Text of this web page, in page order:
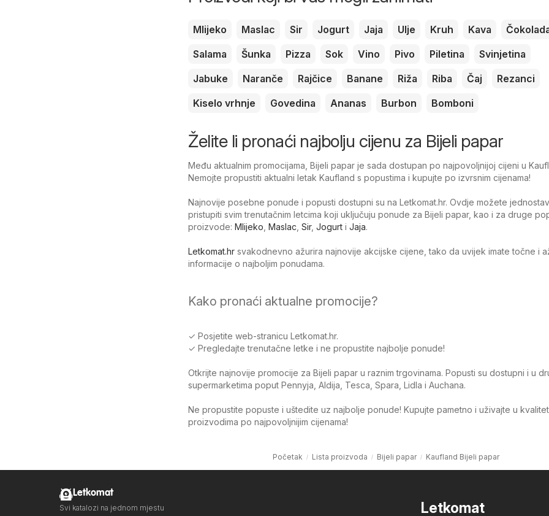
Mlijeko Maslac Sir Jogurt Jaja Ulje Kruh Kava
Salama
Šunka Pizza Sok Vino Pivo Piletina
Svinjetina
Jabuke
Naranče Rajčice Banane Riža Riba Čaj
Rezanci
Kiselo vrhnje
Govedina Ananas Burbon Bomboni
Želite li pronaći najbolju cijenu za Bijeli papar
Među aktualnim promocijama, Bijeli papar je sada dostupan po najpovoljnijoj cijeni u
Nemojte propustiti aktualni letak Kaufland s popustima i kupujte po izvrsnim cijenama!
Najnovije posebne ponude i popusti dostupni su na Letkomat.hr. Ovdje možete
pristupiti svim trenutačnim letcima koji uključuju ponude za Bijeli papar, kao i za druge
proizvode: Mlijeko Maslac Sir, Jogurt i Jaja.
Letkomat.hr svakodnevno ažurira najnovije akcijske cijene, tako da uvijek imate točne i
informacije o najboljim ponudama.
Kako pronaći aktualne promocije?
✓ Posjetite web-stranicu Letkomat.hr.
✓ Pregledajte trenutačne letke i ne propustite najbolje ponude!
Otkrijte najnovije promocije za Bijeli papar u raznim trgovinama. Popusti su dostupni i u
supermarketima poput Pennyja, Aldija, Tesca, Spara, Lidla i Auchana.
Ne propustite popuste i uštedite uz najbolje ponude! Kupujte pametno i uživajte u
proizvodima po najpovoljnijim cijenama!
Početak Lista proizvoda Bijeli papar Kaufland Bijeli papar
Letkomat
Letkomat
Svi katalozi na jednom mjestu